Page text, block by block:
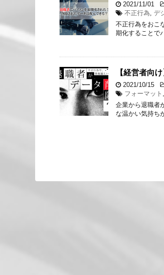
2021/11/01
不正行為, デ
不正行為をおこ
期化することで
【経営者向
2021/10/15
フォーマット ,
企業から退職者
な温かい気持ち